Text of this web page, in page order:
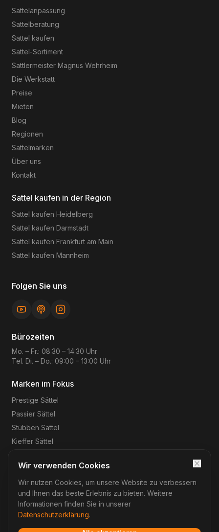
Sattelanpassung
Sattelberatung
Sattel kaufen
Sattel-Sortiment
Sattlermeister Magnus Wehrheim
Die Werkstatt
Preise
Mieten
Blog
Regionen
Sattelmarken
Über uns
Kontakt
Sattel kaufen in der Region
Sattel kaufen Heidelberg
Sattel kaufen Darmstadt
Sattel kaufen Frankfurt am Main
Sattel kaufen Mannheim
Folgen Sie uns
Bürozeiten
Mo. – Fr.: 08:30 – 14:30 Uhr
Tel. Di. – Do.: 09:00 – 13:00 Uhr
Marken im Fokus
Prestige Sättel
Passier Sättel
Stübben Sättel
Kieffer Sättel
©2026 Reitsport-Rheinmain – Magnus Wehrheim. Alle
Rechte vorbehalten.
Impressum DatenschutzAGB
Wir verwenden Cookies
Wir nutzen Cookies, um unsere Website zu verbessern
und Ihnen das beste Erlebnis zu bieten. Weitere
Informationen finden Sie in unserer
Datenschutzerklärung.